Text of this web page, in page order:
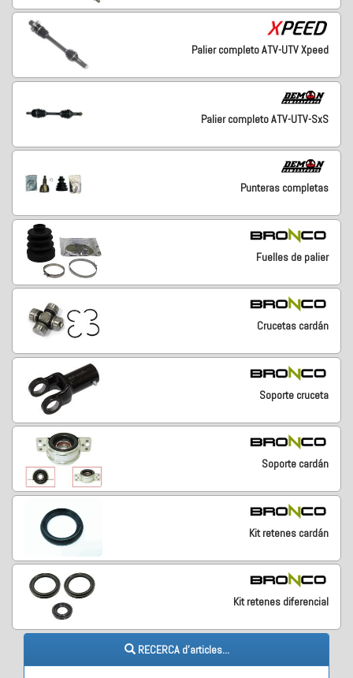
Palier completo ATV-UTV Xpeed
Palier completo ATV-UTV-SxS
Punteras completas
Fuelles de palier
Crucetas cardán
Soporte cruceta
Soporte cardán
Kit retenes cardán
Kit retenes diferencial
RECERCA d'articles...